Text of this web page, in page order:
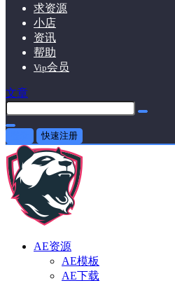
求资源
小店
资讯
帮助
Vip会员
文章
快速注册
AE资源
AE模板
AE下载